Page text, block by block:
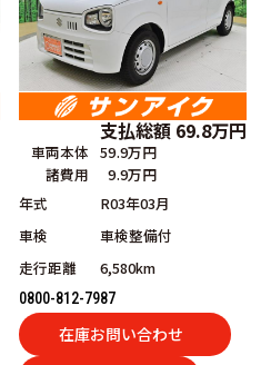
支払総額 69.8万円
車両本体 59.9万円
諸費用
9.9万円
年式
R03年03月
車検
車検整備付
走行距離
6,580km
0800-812-7987
在庫お問い合わせ